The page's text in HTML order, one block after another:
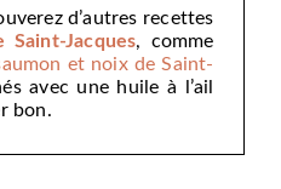
d’autres recettes
Saint-Jacques, comme
et noix de Saint-
avec une huile à l’ail
bon.